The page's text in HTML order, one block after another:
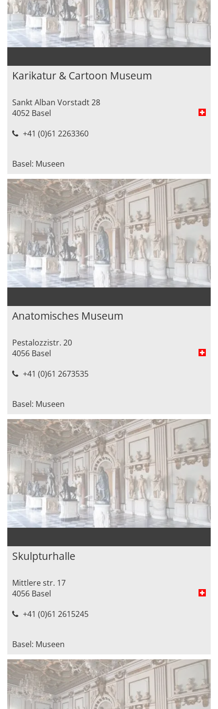
Karikatur & Cartoon Museum
Sankt Alban Vorstadt 28
4052 Basel
+41 (0)61 2263360
Basel: Museen
Anatomisches Museum
Pestalozzistr. 20
4056 Basel
+41 (0)61 2673535
Basel: Museen
Skulpturhalle
Mittlere str. 17
4056 Basel
+41 (0)61 2615245
Basel: Museen